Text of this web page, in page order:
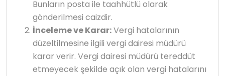
Bunların posta ile taahhütlü olarak
gönderilmesi caizdir.
İnceleme ve Karar:Vergi hatalarının
düzeltilmesine ilgili vergi dairesi müdürü
karar verir. Vergi dairesi müdürü tereddüt
etmeyecek şekilde açık olan vergi hatalarını